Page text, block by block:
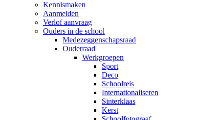
Kennismaken
Aanmelden
Verlof aanvraag
Ouders in de school
Medezeggenschapsraad
Ouderraad
Werkgroepen
Sport
Deco
Schoolreis
Internationaliseren
Sinterklaas
Kerst